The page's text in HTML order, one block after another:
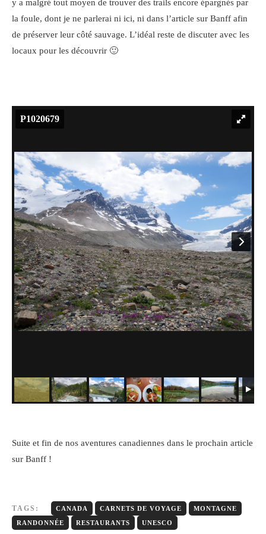
y a malgré tout moyen de trouver des trails encore épargnés par
la foule, dont je ne parlerai ni ici, ni dans l’article sur Banff afin
de préserver leur côté sauvage. L’idéal reste de discuter avec les
locaux pour les découvrir 🙂
P1020679
Suite et fin de nos aventures canadiennes dans le prochain article
sur Banff !
TAGS: CANADA CARNETS DE VOYAGE
MONTAGNE
RANDONNÉE
RESTAURANTS UNESCO